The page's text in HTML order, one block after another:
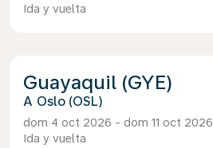
Ida y vuelta
Guayaquil (GYE)
Oslo (OSL)
dom 4 oct 2026 - dom 11 oct 2026
Ida y vuelta